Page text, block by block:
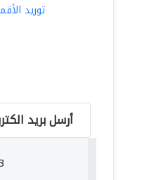
توريد
أرسل بريد